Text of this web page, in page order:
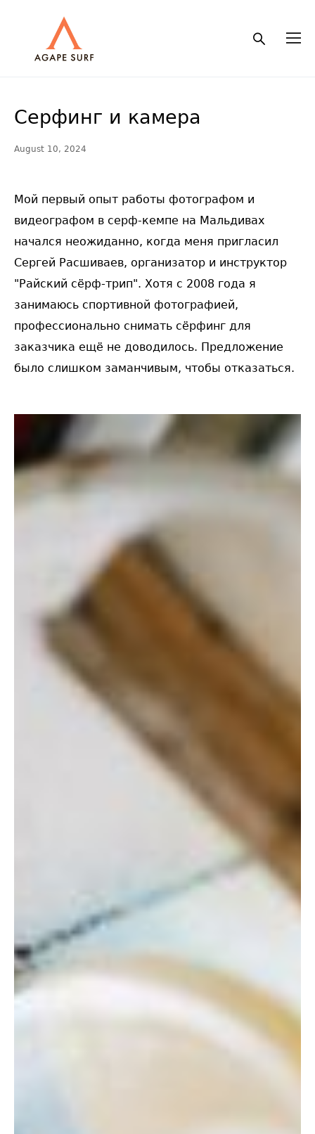
Серфинг и камера
August 10, 2024
Мой первый опыт работы фотографом и
видеографом в серф-кемпе на Мальдивах
начался неожиданно, когда меня пригласил
Сергей Расшиваев, организатор и инструктор
"Райский сёрф-трип". Хотя с 2008 года я
занимаюсь спортивной фотографией,
профессионально снимать сёрфинг для
заказчика ещё не доводилось. Предложение
было слишком заманчивым, чтобы отказаться.